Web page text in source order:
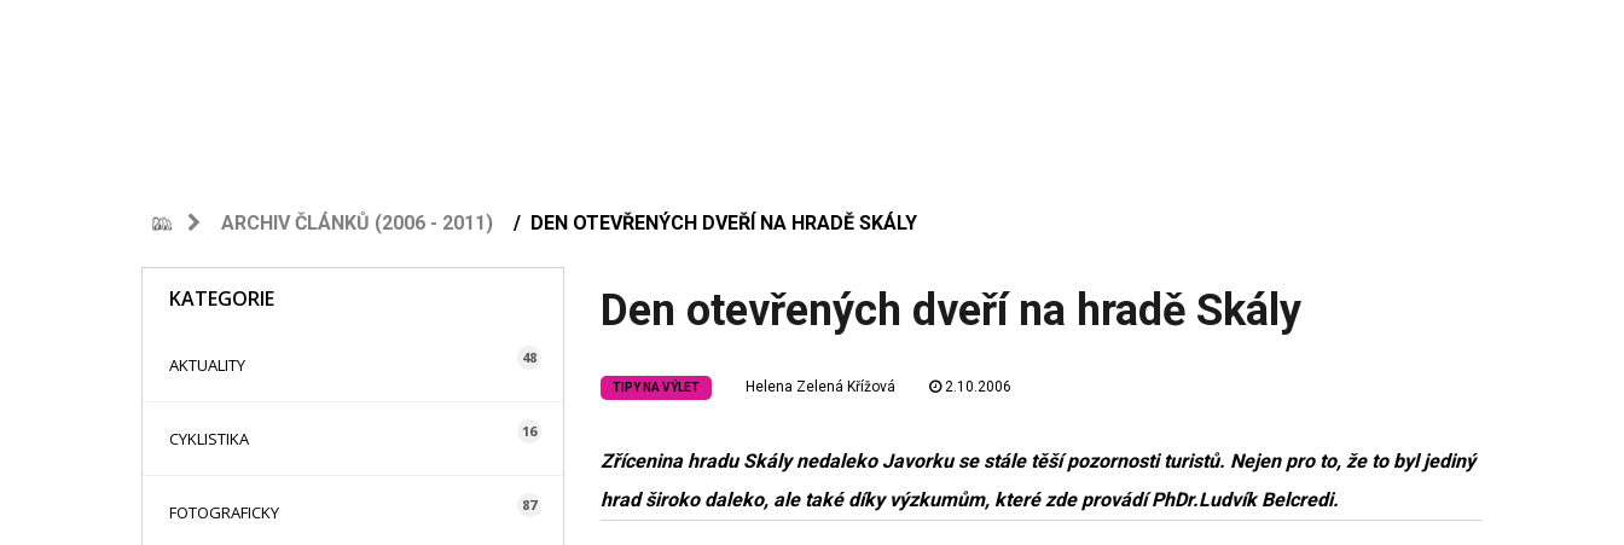
ARCHIV ČLÁNKŮ (2006 - 2011) DEN OTEVŘENÝCH DVEŘÍ NA HRADĚ SKÁLY
KATEGORIE
AKTUALITY 48
CYKLISTIKA 16
FOTOGRAFICKY 87
Den otevřených dveří na hradě Skály
TIPY NA VÝLET Helena Zelená Křížová 2.10.2006
Zřícenina hradu Skály nedaleko Javorku se stále těší pozornosti turistů. Nejen pro to, že to byl jediný
hrad široko daleko, ale také díky výzkumům, které zde provádí PhDr.Ludvík Belcredi.